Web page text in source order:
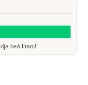
beállítani!